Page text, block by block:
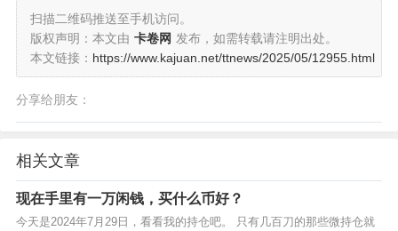
扫描二维码推送至手机访问。
版权声明：本文由 卡卷网 发布，如需转载请注明出处。
本文链接： https://www.kajuan.net/ttnews/2025/05/12955.html
分享给朋友：
相关文章
现在手里有一万闲钱，买什么币好？
今天是2024年7月29日，看看我的持仓吧。 只有几百刀的那些微持仓就